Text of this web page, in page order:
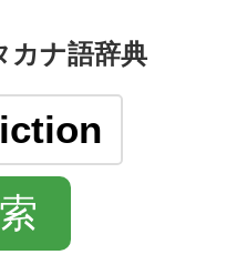
カナ語辞典